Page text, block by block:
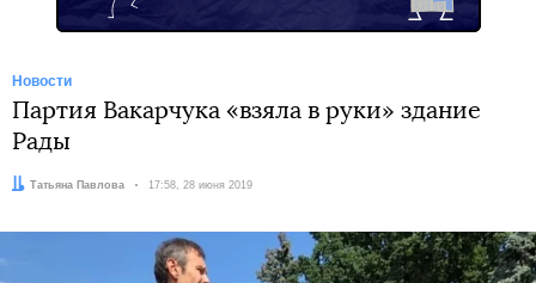
Новости
Партия Вакарчука «взяла в руки» здание
Рады
Автор:
Татьяна Павлова Дата:
17:58, 28 июня 2019